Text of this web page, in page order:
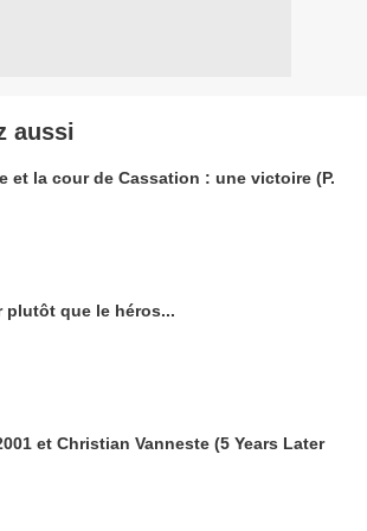
aussi
et la cour de Cassation : une victoire (P.
plutôt que le héros...
et Christian Vanneste (5 Years Later